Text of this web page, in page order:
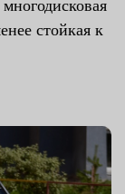
стойкая к